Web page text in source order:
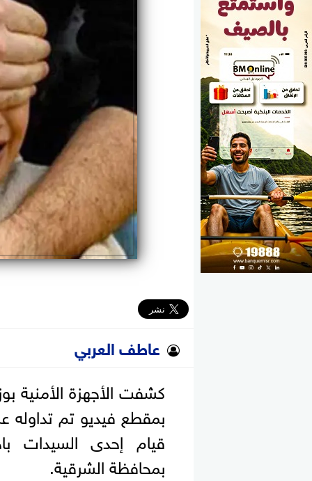
عاطف العربي
كشفت الأجهزة الأمنية
بمقطع فيديو تم تداوله
قيام إحدى السيدات
بمحافظة الشرقية.